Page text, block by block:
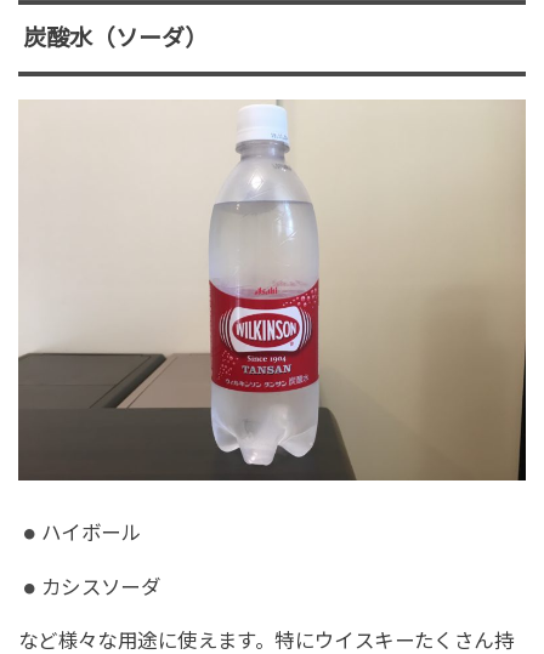
炭酸水（ソーダ）
ハイボール
カシスソーダ
など様々な用途に使えます。特にウイスキーたくさん持